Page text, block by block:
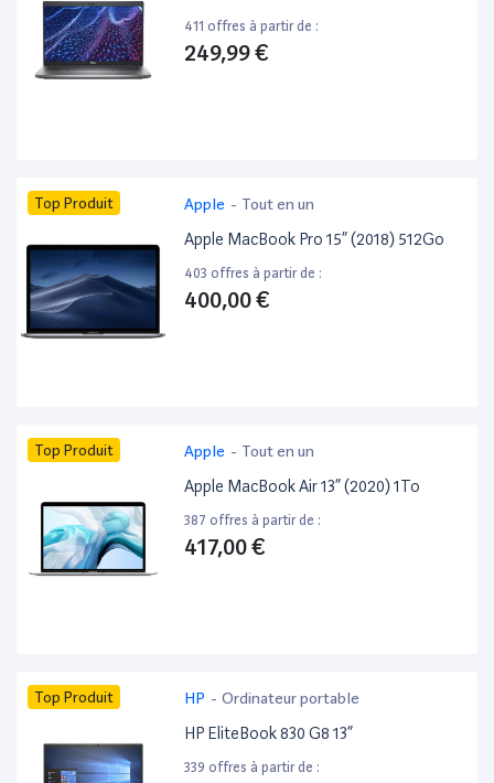
411 offres à partir de :
249,99 €
Top Produit Apple - Tout en un
Apple MacBook Pro 15” (2018) 512Go
403 offres à partir de :
400,00 €
Top Produit Apple - Tout en un
Apple MacBook Air 13” (2020) 1To
387 offres à partir de :
417,00 €
Top Produit HP - Ordinateur portable
HP EliteBook 830 G8 13”
339 offres à partir de :